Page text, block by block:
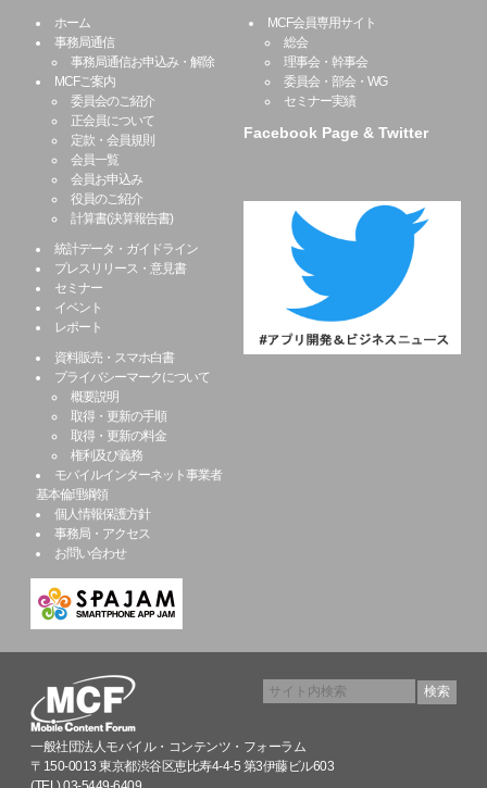
ホーム
事務局通信
事務局通信お申込み・解除
MCFご案内
委員会のご紹介
正会員について
定款・会員規則
会員一覧
会員お申込み
役員のご紹介
計算書(決算報告書)
統計データ・ガイドライン
プレスリリース・意見書
セミナー
イベント
レポート
資料販売・スマホ白書
プライバシーマークについて
概要説明
取得・更新の手順
取得・更新の料金
権利及び義務
モバイルインターネット事業者
基本倫理綱領
個人情報保護方針
事務局・アクセス
お問い合わせ
MCF会員専用サイト
総会
理事会・幹事会
委員会・部会・WG
セミナー実績
Facebook Page & Twitter
一般社団法人モバイル・コンテンツ・フォーラム
〒150-0013 東京都渋谷区恵比寿4-4-5 第3伊藤ビル603